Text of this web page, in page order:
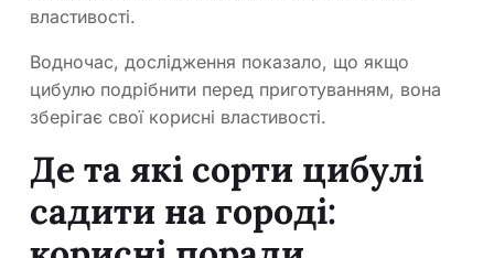
властивості.
Водночас, дослідження показало, що якщо
цибулю подрібнити перед приготуванням, вона
зберігає свої корисні властивості.
Де та які сорти цибулі
садити на городі: